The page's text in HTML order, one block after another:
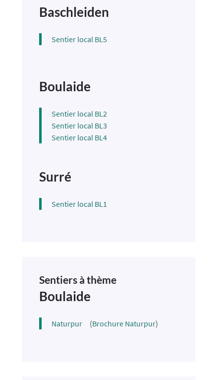
Baschleiden
Sentier local BL5
Boulaide
Sentier local BL2
Sentier local BL3
Sentier local BL4
Surré
Sentier local BL1
Sentiers à thème
Boulaide
Naturpur(Brochure Naturpur)